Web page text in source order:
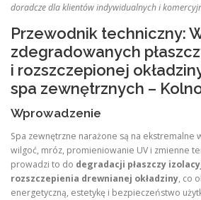
doradcze dla klientów indywidualnych i
Przewodnik techniczny:
zdegradowanych
i rozszczepionej
spa zewnętrznych –
Wprowadzenie
Spa zewnętrzne narażone są na ekstremalne
wilgoć, mróz, promieniowanie UV i zmienne
prowadzi to do degradacji płaszczy
rozszczepienia drewnianej okładziny, co
energetyczną, estetykę i bezpieczeństwo